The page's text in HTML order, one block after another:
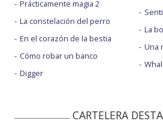
Prácticamente magia 2
La constelación del perro
En el corazón de la bestia
Cómo robar un banco
Digger
La
Una
CARTELERA